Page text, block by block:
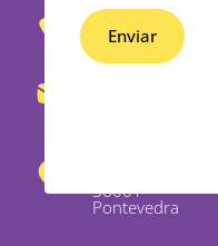
653
430
862
36001 -
Pontevedra
Enviar